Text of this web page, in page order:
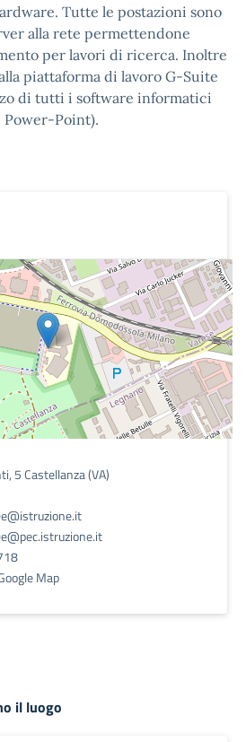
Tutte le postazioni sono
alla rete permettendone
per lavori di ricerca. Inoltre
piattaforma di lavoro G-Suite
di tutti i software informatici
Power-Point).
5 Castellanza (VA)
Map
il luogo